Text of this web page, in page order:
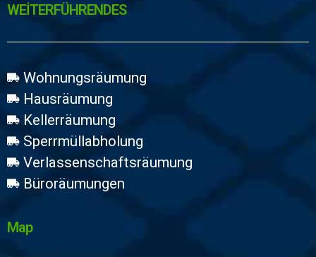
WEİTERFÜHRENDES
Wohnungsräumung
Hausräumung
Kellerräumung
Sperrmüllabholung
Verlassenschaftsräumung
Büroräumungen
Map